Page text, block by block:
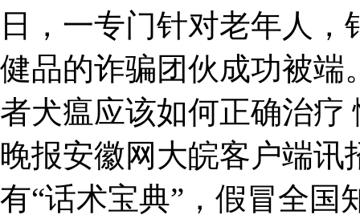
日，一专门针对老年人
健品的诈骗团伙成功被端
者犬瘟应该如何正确治疗
晚报安徽网大皖客户端
有“话术宝典”，假冒全国